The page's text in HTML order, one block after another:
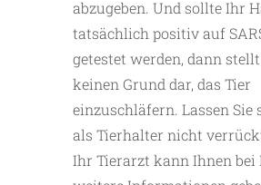
abzugeben. Und sollte Ihr
tatsächlich positiv auf
getestet werden, dann
keinen Grund dar, das Tier
einzuschläfern. Lassen Sie
als Tierhalter nicht
Ihr Tierarzt kann Ihnen bei